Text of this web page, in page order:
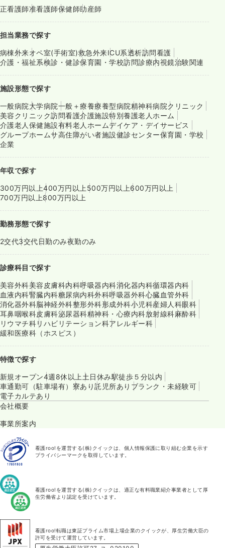
正看護師准看護師保健師助産師
担当業務で探す
病棟外来オペ室(手術室)救急外来ICU系透析訪問看護
介護・福祉系検診・健診保育園・学校訪問診療内視鏡治験関連
施設形態で探す
一般病院大学病院一般＋療養療養型病院精神科病院クリニック
美容クリニック訪問看護介護施設特別養護老人ホーム
介護老人保健施設有料老人ホームデイケア・デイサービス
グループホームサ高住障がい者施設健診センター保育園・学校
企業
年収で探す
300万円以上400万円以上 500万円以上600万円以上
700万円以上800万円以上
勤務形態で探す
2交代3交代日勤のみ夜勤のみ
診療科目で探す
美容外科美容皮膚科内科呼吸器内科消化器内科循環器内科
血液内科腎臓内科糖尿病内科外科呼吸器外科心臓血管外科
消化器外科脳神経外科整形外科形成外科小児科産婦人科眼科
耳鼻咽喉科皮膚科泌尿器科精神科・心療内科放射線科麻酔科
リウマチ科リハビリテーション科アレルギー科
緩和医療科（ホスピス）
特徴で探す
新規オープン4週8休以上 土日休み駅徒歩５分以内
車通勤可（駐車場有） 寮あり託児所あり ブランク・未経験可
電子カルテあり
会社概要
事業所案内
看護roo!を運営する(株)クイックは、個人情報保護に取り組む企業を示す
プライバシーマークを取得しています。
看護roo!を運営する(株)クイックは、適正な有料職業紹介事業者として厚
生労働省より認定を受けています。
看護roo!転職は東証プライム市場上場企業のクイックが、厚生労働大臣の
許可を受けて運営しています。